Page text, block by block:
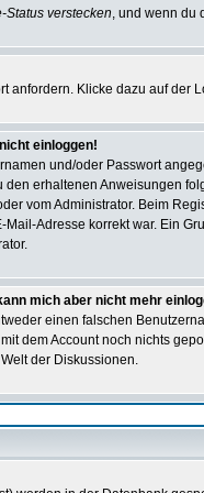
Status verstecken, und wenn du
anfordern. Klicke dazu auf der
einloggen!
und/oder Passwort
erhaltenen Anweisungen
vom Administrator. Beim
Adresse korrekt war. Ein
mich aber nicht mehr
einen falschen
dem Account noch nichts
der Diskussionen.